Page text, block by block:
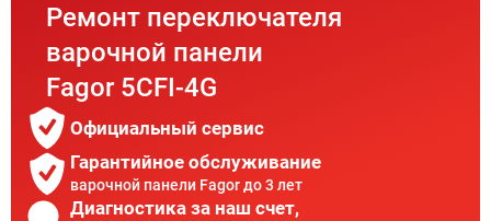
Ремонт переключателя
варочной панели
Fagor 5CFI-4G
Официальный сервис
Гарантийное обслуживание
варочной панели Fagor до 3 лет
Диагностика за наш счет,